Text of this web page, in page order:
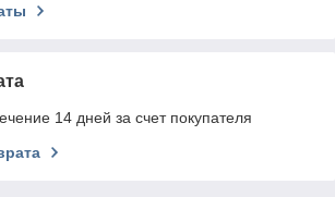
14 дней за счет покупателя